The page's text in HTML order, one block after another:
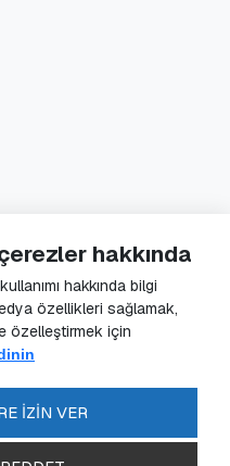
hakkında
hakkında bilgi
özellikleri sağlamak,
özelleştirmek için
İZİN VER